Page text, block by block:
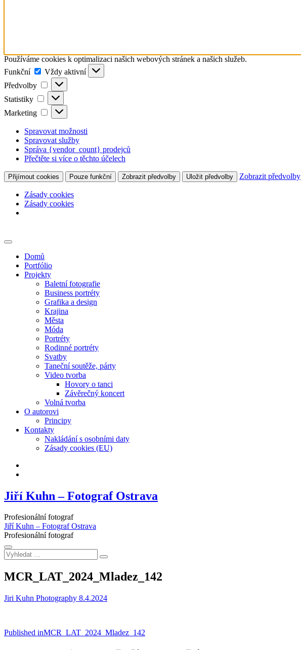
Používáme cookies k optimalizaci našich webových stránek a našich služeb.
Funkční
Funkční
Vždy aktivní
Předvolby
Předvolby
Statistiky Statistiky
Marketing Marketing
Spravovat možnosti
Spravovat služby
Správa {vendor_count} prodejců
Přečtěte si více o těchto účelech
Přijímout cookies Pouze funkční Zobrazit předvolby Uložit předvolby Zobrazit předvolby
Zásady cookies
Zásady cookies
to
Domů
Portfólio
Projekty
Baletní fotografie
Business portréty
Grafika a design
Krajina
Města
Móda
Portréty
Rodinné portréty
Svatby
Taneční soutěže, párty
Video tvorba
Hovory o tanci
Závěrečný koncert
Volná tvorba
O autorovi
Principy
Kontakty
Nakládání s osobními daty
Zásady cookies (EU)
Jiří Kuhn – Fotograf Ostrava
Profesionální fotograf
Jiří Kuhn – Fotograf Ostrava
Profesionální fotograf
Vyhledat
…
MCR_LAT_2024_Mladez_142
Jiri Kuhn Photography 8.4.2024
Navigace
Published inMCR_LAT_2024_Mladez_142